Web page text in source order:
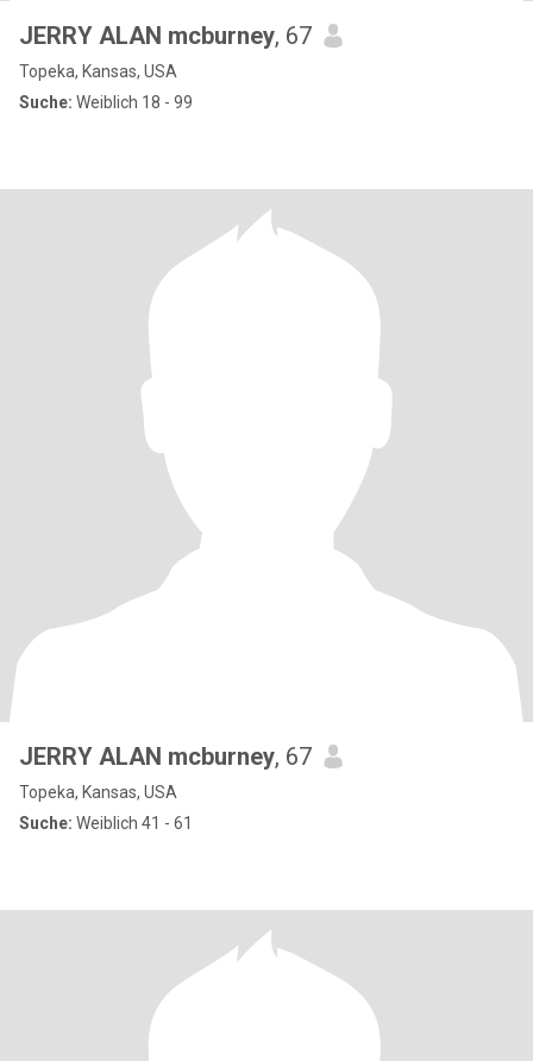
JERRY ALAN mcburney, 67
Topeka, Kansas, USA
Suche: Weiblich 18 - 99
JERRY ALAN mcburney, 67
Topeka, Kansas, USA
Suche: Weiblich 41 - 61